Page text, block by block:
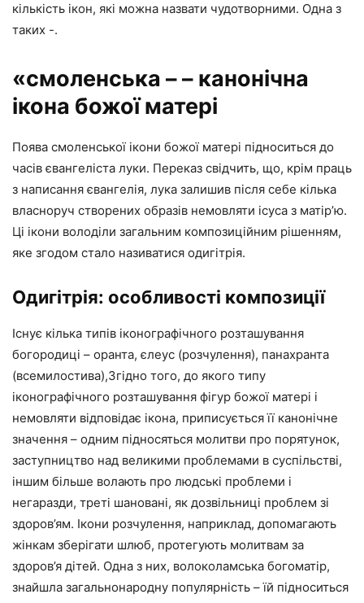
кількість ікон, які можна назвати чудотворними. Одна з
таких -.
«смоленська – – канонічна
ікона божої матері
Поява смоленської ікони божої матері підноситься до
часів євангеліста луки. Переказ свідчить, що, крім праць
з написання євангелія, лука залишив після себе кілька
власноруч створених образів немовляти ісуса з матір’ю.
Ці ікони володіли загальним композиційним рішенням,
яке згодом стало називатися одигітрія.
Одигітрія: особливості композиції
Існує кілька типів іконографічного розташування
богородиці – оранта, єлеус (розчулення), панахранта
(всемилостива),Згідно того, до якого типу
іконографічного розташування фігур божої матері і
немовляти відповідає ікона, приписується її канонічне
значення – одним підносяться молитви про порятунок,
заступництво над великими проблемами в суспільстві,
іншим більше волають про людські проблеми і
негаразди, треті шановані, як дозвільниці проблем зі
здоров’ям. Ікони розчулення, наприклад, допомагають
жінкам зберігати шлюб, протегують молитвам за
здоров’я дітей. Одна з них, волоколамська богоматір,
знайшла загальнонародну популярність – їй підноситься